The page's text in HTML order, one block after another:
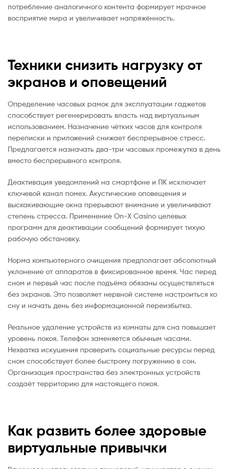
потребление аналогичного контента формирует мрачное
восприятие мира и увеличивает напряжённость.
Техники снизить нагрузку от
экранов и оповещений
Определение часовых рамок для эксплуатации гаджетов
способствует регенерировать власть над виртуальным
использованием. Назначение чётких часов для контроля
переписки и приложений снижает беспрерывное стресс.
Предлагается назначать два-три часовых промежутка в день
вместо беспрерывного контроля.
Деактивация уведомлений на смартфоне и ПК исключает
ключевой канал помех. Акустические оповещения и
выскакивающие окна прерывают внимание и увеличивают
степень стресса. Применение On-X Casino целевых
программ для деактивации сообщений формирует тихую
рабочую обстановку.
Норма компьютерного очищения предполагает абсолютный
уклонение от аппаратов в фиксированное время. Час перед
сном и первый час после подъёма обязаны осуществляться
без экранов. Это позволяет нервной системе настроиться ко
сну и начать день без информационной переизбытка.
Реальное удаление устройств из комнаты для сна повышает
уровень покоя. Телефон заменяется обычным часами.
Нехватка искушения проверить социальные ресурсы перед
сном способствует более быстрому погружению в сон.
Организация пространства без электронных устройств
создаёт территорию для настоящего покоя.
Как развить более здоровые
виртуальные привычки